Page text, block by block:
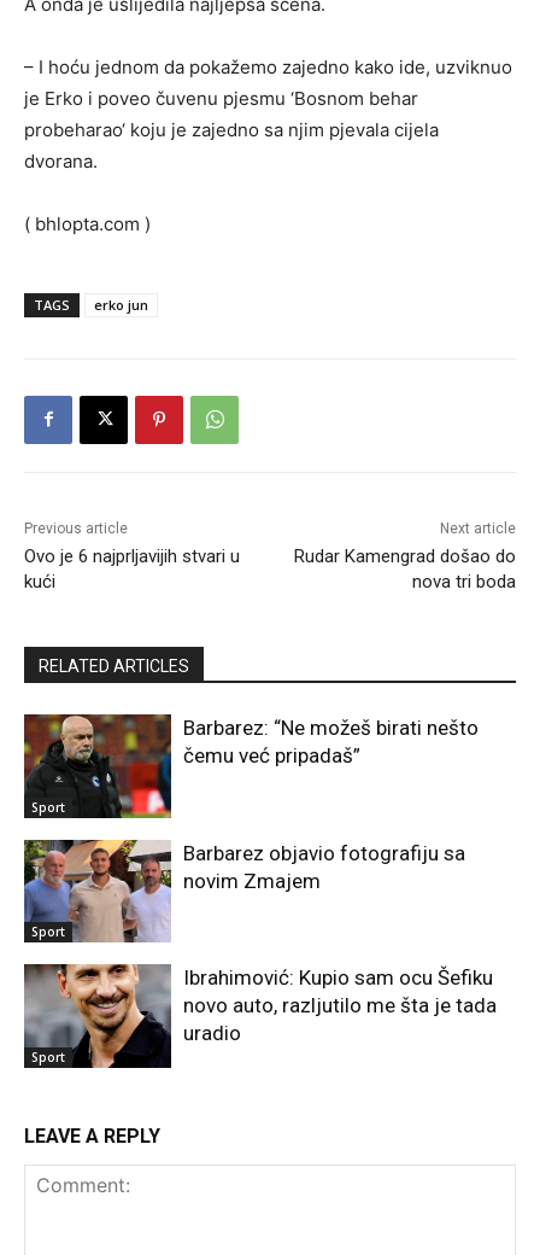
– I hoću jednom da pokažemo zajedno kako ide, uzviknuo
je Erko i poveo čuvenu pjesmu ‘Bosnom behar
probeharao‘ koju je zajedno sa njim pjevala cijela
dvorana.
( bhlopta.com )
TAGS erko jun
Previous article
Ovo je 6 najprljavijih stvari u
kući
Next article
Rudar Kamengrad došao do
nova tri boda
RELATED ARTICLES
Sport
Barbarez: “Ne možeš birati nešto
čemu već pripadaš”
Sport
Barbarez objavio fotografiju sa
novim Zmajem
Sport
Ibrahimović: Kupio sam ocu Šefiku
novo auto, razljutilo me šta je tada
uradio
LEAVE A REPLY